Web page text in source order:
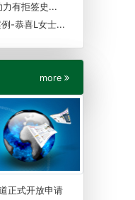
有拒签史...
-恭喜L女士...
more
正式开放申请